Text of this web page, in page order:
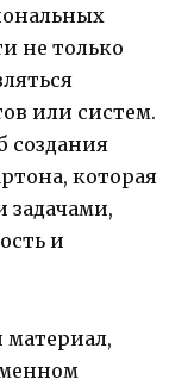
не только
или систем.
создания
которая
задачами,
и